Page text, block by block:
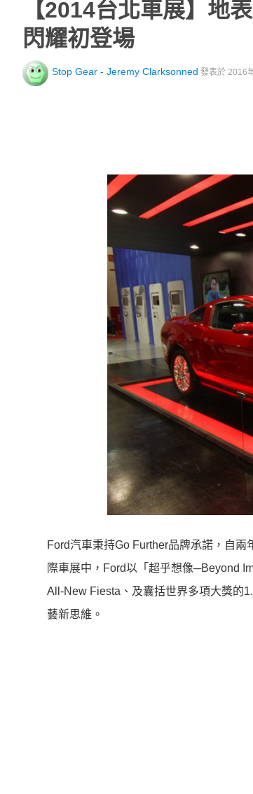
【2014台北車展】地
閃耀初登場
Stop Gear - Jeremy Clarksonned 發表於 2016
Ford汽車秉持Go Further品牌承諾，自
際車展中，Ford以「超乎想像─Beyond
All-New Fiesta、及囊括世界多項大獎的
藝新思維。